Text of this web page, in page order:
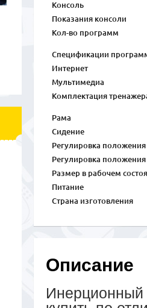
Консоль
Показания консоли
Кол-во программ
Спецификации
Интернет
Мультимедиа
Комплектация
Рама
Сидение
Регулировка положения
Регулировка положения
Размер в рабочем
Питание
Страна изготовления
Описание
Инерционный